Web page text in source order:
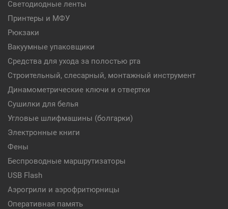
Светодиодные ленты
Принтеры и МФУ
Рюкзаки
Вакуумные упаковщики
Средства для ухода за полостью рта
Строительный, слесарный, монтажный инструмент
Динамометрические ключи и отвертки
Сушилки для белья
Угловые шлифмашины (болгарки)
Электронные книги
Фены
Беспроводные маршрутизаторы
USB Flash
Аэрогрили и аэрофритюрницы
Оперативная память